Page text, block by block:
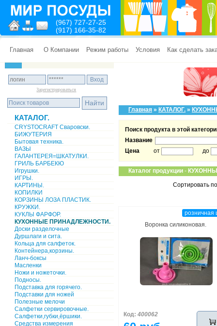
(967) 727-27-25
(917) 166-35-82
Главная О Компании Режим работы Условия Как сделать
Зарегистрироваться
КАТАЛОГ.
CRYSTOCRAFT Сваровски.
БИЖУТЕРИЯ
Бытовая техника.
ВАЗЫ
ГАЛАНТЕРЕЯ=ШКАТУЛКИ.
ГРИЛЬ БАРБЕКЮ
Игрушки.
ИГРЫ.
КАРТИНЫ.
КОПИЛКИ
КОРЗИНЫ ЛОЗА ПЛАСТИК.
КРУЖКИ.
КУКЛЫ ФАРФОР.
КУХОННЫЕ ПРИНАДЛЕЖНОСТИ.
Доски разделочные
Дуршлаги и сита.
Кольца для салфеток.
Контейнера,корзины.
Ланч-боксы
Масленки
Ножи и ножеточки.
Подносы.
Подставка для горячего.
Подставки для ножей
Полезные мелочи
Салфетки сервировочные.
Салфетки,губки,ёршики.
Средства измерения
Главная » КАТАЛОГ. »
Поиск продукта в этой
Название
Цена
от до
Каталог продукции -
Сортировать
розничная
Воронка силиконовая.
Код: 400062